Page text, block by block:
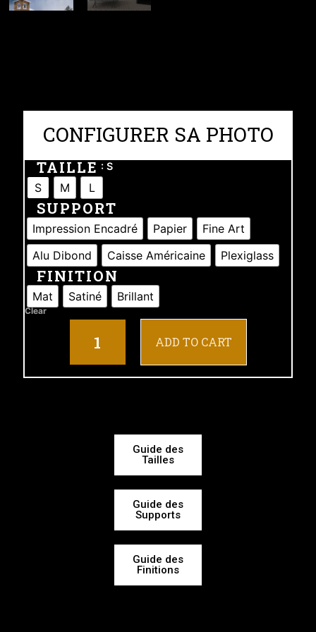
CONFIGURER SA PHOTO
TAILLE : S
S M L
SUPPORT
Impression Encadré Papier
Fine Art
Alu Dibond
Caisse Américaine Plexiglass
FINITION
Mat Satiné Brillant
Clear
ADD TO CART
Guide des
Tailles
Guide des
Supports
Guide des
Finitions